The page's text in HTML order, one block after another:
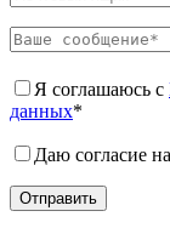
Я соглашаюсь с
данных*
Даю согласие на